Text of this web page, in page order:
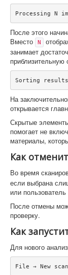
Processing N
После этого
Вместо
N
занимает
приблизительную
Sorting results
На
открывается
Скрытые
помогает не
материалы,
Как
Во время
если выбрана
или
После отмены
проверку.
Как
Для нового
File → New